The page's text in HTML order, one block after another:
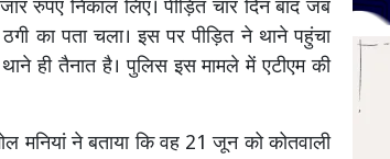
रुपए निकाल लिए। पीड़ित चार दिन बाद जब
का पता चला। इस पर पीड़ित ने थाने पहुंचा
ही तैनात है। पुलिस इस मामले में एटीएम की
मनियां ने बताया कि वह 21 जून को कोतवाली